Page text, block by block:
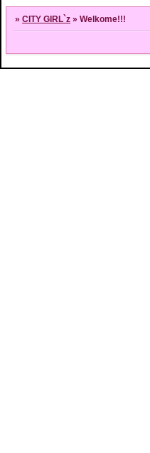
»CITY GIRL`z »Welkome!!!